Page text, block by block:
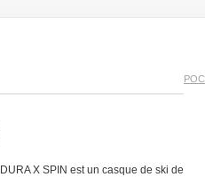
POC
X SPIN est un casque de ski de